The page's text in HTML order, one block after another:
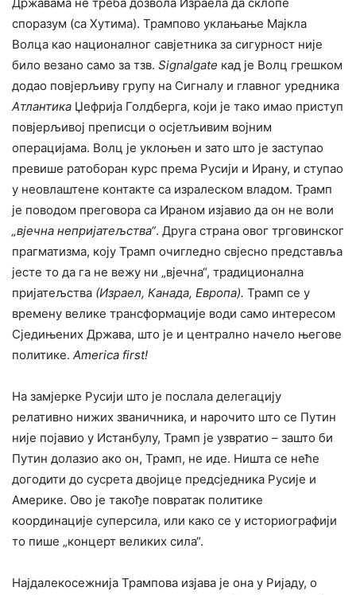
споразум (са Хутима). Трампово уклањање Мајкла
Волца као националног савјетника за сигурност није
било везано само за тзв. Signalgate кад је Волц грешком
додао повјерљиву групу на Сигналу и главног уредника
Атлантика Џефрија Голдберга, који је тако имао приступ
повјерљивој преписци о осјетљивим војним
операцијама. Волц је уклоњен и зато што је заступао
превише ратоборан курс према Русији и Ирану, и ступао
у неовлаштене контакте са изралеском владом. Трамп
је поводом преговора са Ираном изјавио да он не воли
„вјечна непријатељства“. Друга страна овог трговинског
прагматизма, коју Трамп очигледно свјесно представља
јесте то да га не вежу ни „вјечна“, традиционална
пријатељства (Израел, Канада, Европа). Трамп се у
времену велике трансформације води само интересом
Сједињених Држава, што је и централно начело његове
политике. America first!
На замјерке Русији што је послала делегацију
релативно нижих званичника, и нарочито што се Путин
није појавио у Истанбулу, Трамп је узвратио – зашто би
Путин долазио ако он, Трамп, не иде. Ништа се неће
догодити до сусрета двојице предсједника Русије и
Америке. Ово је такође повратак политике
координације суперсила, или како се у историографији
то пише „концерт великих сила“.
Најдалекосежнија Трампова изјава је она у Ријаду, о